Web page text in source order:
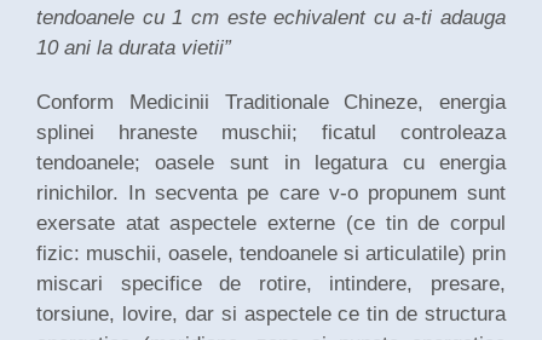
tendoanele cu 1 cm este echivalent cu a-ti adauga
10 ani la durata vietii”
Conform Medicinii Traditionale Chineze, energia
splinei hraneste muschii; ficatul controleaza
tendoanele; oasele sunt in legatura cu energia
rinichilor. In secventa pe care v-o propunem sunt
exersate atat aspectele externe (ce tin de corpul
fizic: muschii, oasele, tendoanele si articulatile) prin
miscari specifice de rotire, intindere, presare,
torsiune, lovire, dar si aspectele ce tin de structura